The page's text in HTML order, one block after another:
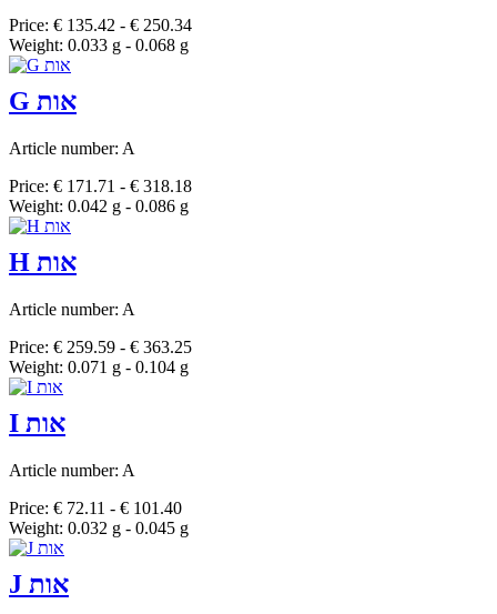
Price: € 135.42 - € 250.34
Weight: 0.033 g - 0.068 g
G אות
Article number: A
Price: € 171.71 - € 318.18
Weight: 0.042 g - 0.086 g
H אות
Article number: A
Price: € 259.59 - € 363.25
Weight: 0.071 g - 0.104 g
I אות
Article number: A
Price: € 72.11 - € 101.40
Weight: 0.032 g - 0.045 g
J אות